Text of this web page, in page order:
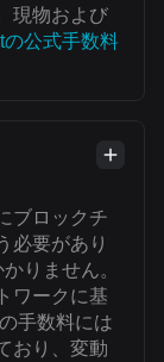
現物および
の公式手数料
ブロックチ
必要があり
りません。
ワークに基
手数料には
おり、変動